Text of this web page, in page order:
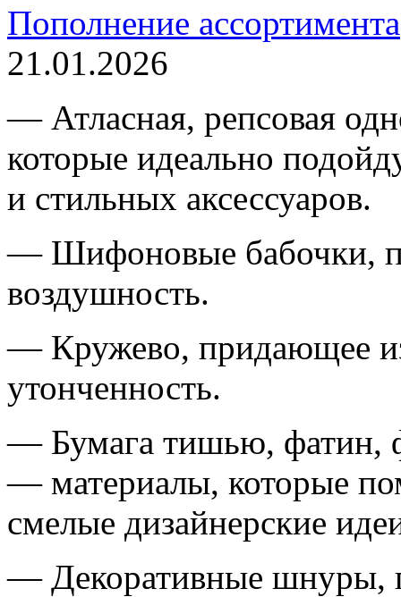
Пополнение ассортимента
21.01.2026
— Атласная, репсовая
которые идеально
и стильных аксессуаров.
— Шифоновые бабочки,
воздушность.
— Кружево, придающее
утонченность.
— Бумага тишью, фатин,
— материалы, которые
смелые дизайнерские
— Декоративные шнуры,